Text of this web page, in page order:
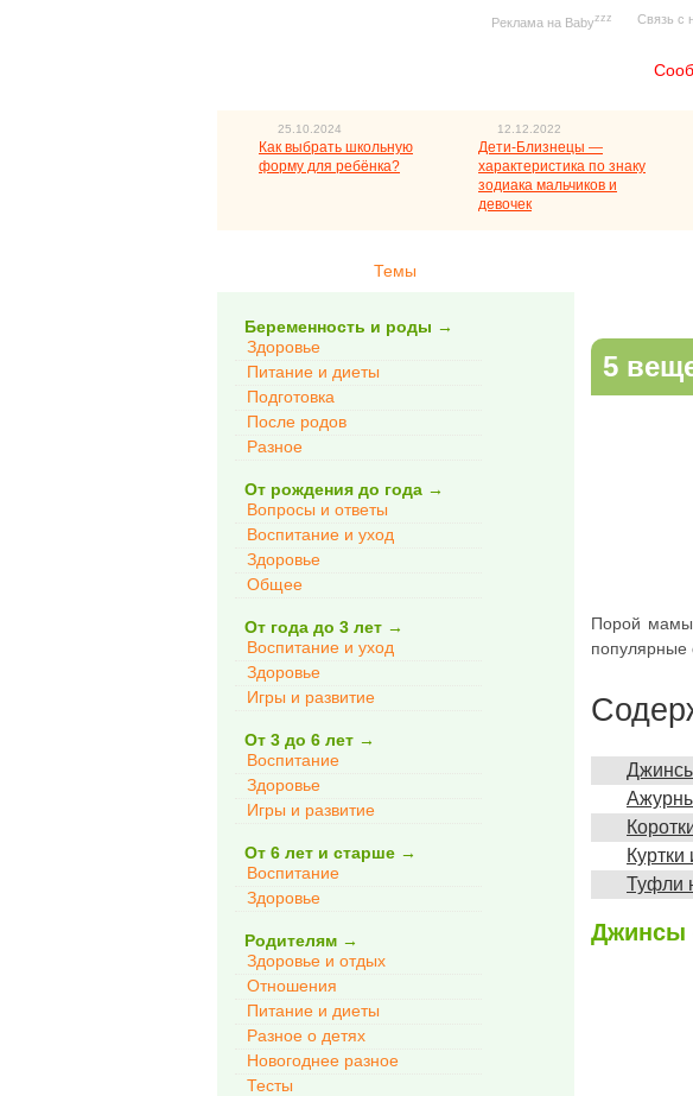
Реклама на Babyzzz Связь с
25.10.2024
Как выбрать школьную
форму для ребёнка?
12.12.2022
Дети-Близнецы —
характеристика по знаку
зодиака мальчиков и
девочек
Темы
Беременность и роды →
Здоровье
Питание и диеты
Подготовка
После родов
Разное
От рождения до года →
Вопросы и ответы
Воспитание и уход
Здоровье
Общее
От года до 3 лет →
Воспитание и уход
Здоровье
Игры и развитие
От 3 до 6 лет →
Воспитание
Здоровье
Игры и развитие
От 6 лет и старше →
Воспитание
Здоровье
Родителям →
Здоровье и отдых
Отношения
Питание и диеты
Разное о детях
Новогоднее разное
Тесты
5
Порой мамы
популярные
Туфли
Джинсы